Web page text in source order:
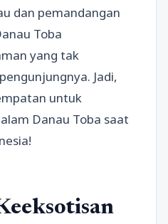
dan pemandangan
Toba
yang tak
Jadi,
untuk
Danau Toba saat